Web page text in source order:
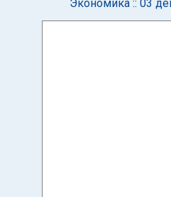
Экономика :: 03